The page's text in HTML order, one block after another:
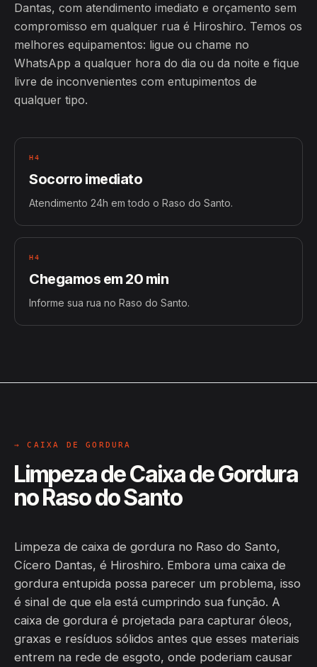
Dantas, com atendimento imediato e orçamento sem
compromisso em qualquer rua é Hiroshiro. Temos os
melhores equipamentos: ligue ou chame no
WhatsApp a qualquer hora do dia ou da noite e fique
livre de inconvenientes com entupimentos de
qualquer tipo.
H4
Socorro imediato
Atendimento 24h em todo o Raso do Santo.
H4
Chegamos em 20 min
Informe sua rua no Raso do Santo.
→ CAIXA DE GORDURA
Limpeza de Caixa de Gordura
no Raso do Santo
Limpeza de caixa de gordura no Raso do Santo,
Cícero Dantas, é Hiroshiro. Embora uma caixa de
gordura entupida possa parecer um problema, isso
é sinal de que ela está cumprindo sua função. A
caixa de gordura é projetada para capturar óleos,
graxas e resíduos sólidos antes que esses materiais
entrem na rede de esgoto, onde poderiam causar